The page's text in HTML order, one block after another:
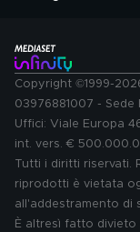
Copyright ©1999-
03976881007 - Sede
Uffici: Viale Europa
int. vers. €
Tutti i diritti riservati.
riprodotti è vietata
all'addestramento di
È altresì fatto divieto